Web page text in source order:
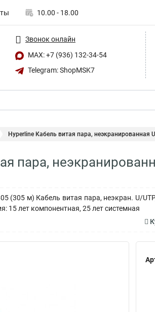
10.00 - 18.00
Звонок онлайн
MAX: +7 (936) 132-34-54
Telegram: ShopMSK7
Hyperline Кабель витая пара, неэкранированная
пара,
(305 м) Кабель витая пара, неэкран. U/
15 лет компонентная, 25 лет системная